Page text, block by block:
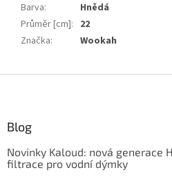
Barva:
Hnědá
Průměr [cm]: 22
Značka: Wookah
Blog
Novinky Kaloud: nová generace
filtrace pro vodní dýmky